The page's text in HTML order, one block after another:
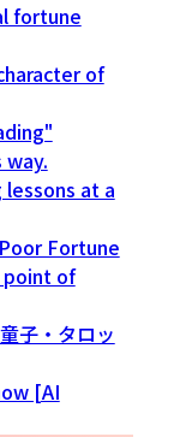
fortune
of
at a
Fortune
point of
子・タロッ
[AI